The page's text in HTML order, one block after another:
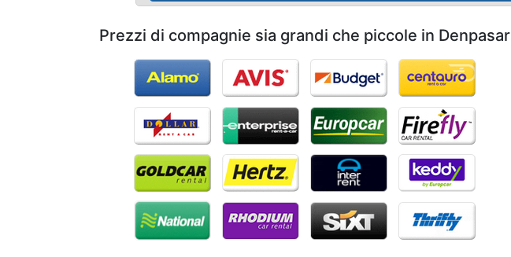
Prezzi di compagnie sia grandi che piccole in Denpasar